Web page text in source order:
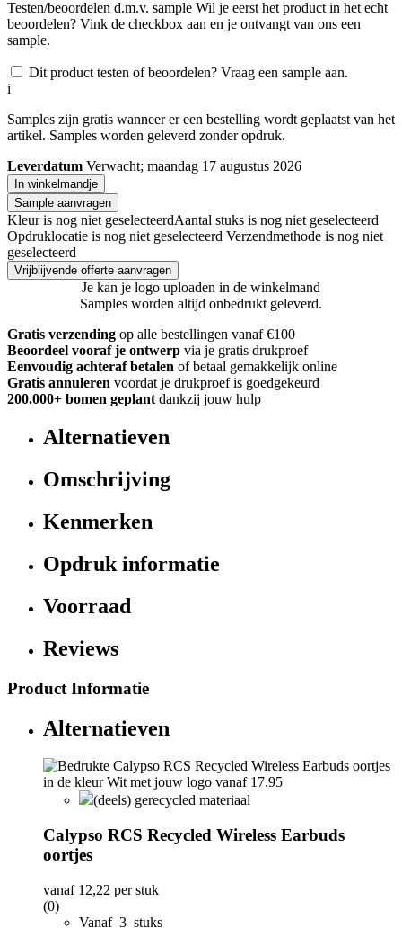
Testen/beoordelen d.m.v. sample Wil je eerst het product in het echt
beoordelen? Vink de checkbox aan en je ontvangt van ons een
sample.
Dit product testen of beoordelen? Vraag een sample aan.
i
Samples zijn gratis wanneer er een bestelling wordt geplaatst van het
artikel. Samples worden geleverd zonder opdruk.
Leverdatum Verwacht; maandag 17 augustus 2026
In winkelmandje
Sample aanvragen
Kleur is nog niet geselecteerdAantal stuks is nog niet geselecteerd
Opdruklocatie is nog niet geselecteerd Verzendmethode is nog niet
geselecteerd
Vrijblijvende offerte aanvragen
Je kan je logo uploaden in de winkelmand
Samples worden altijd onbedrukt geleverd.
Gratis verzending op alle bestellingen vanaf €100
Beoordeel vooraf je ontwerp via je gratis drukproef
Eenvoudig achteraf betalen of betaal gemakkelijk online
Gratis annuleren voordat je drukproef is goedgekeurd
200.000+ bomen geplant dankzij jouw hulp
Alternatieven
Omschrijving
Kenmerken
Opdruk informatie
Voorraad
Reviews
Product Informatie
Alternatieven
(deels) gerecycled materiaal
Calypso RCS Recycled Wireless Earbuds
oortjes
vanaf 12,22 per stuk
(0)
Vanaf 3 stuks